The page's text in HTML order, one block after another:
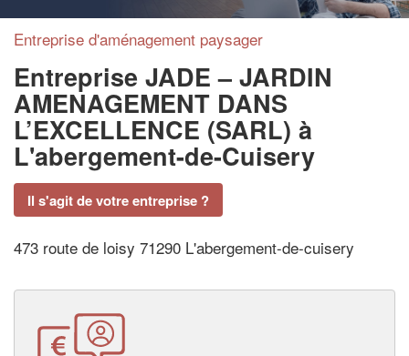
Entreprise d'aménagement paysager
Entreprise JADE – JARDIN
AMENAGEMENT DANS
L’EXCELLENCE (SARL) à
L'abergement-de-Cuisery
Il s'agit de votre entreprise ?
473 route de loisy 71290 L'abergement-de-cuisery